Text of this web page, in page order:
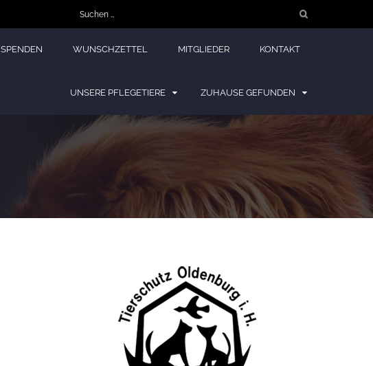
Suchen
nach:
SPENDEN WUNSCHZETTEL MITGLIEDER KONTAKT
UNSERE PFLEGETIERE ZUHAUSE GEFUNDEN